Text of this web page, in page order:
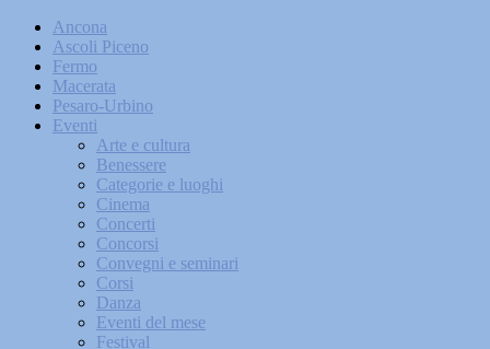
Ancona
Ascoli Piceno
Fermo
Macerata
Pesaro-Urbino
Eventi
Arte e cultura
Benessere
Categorie e luoghi
Cinema
Concerti
Concorsi
Convegni e seminari
Corsi
Danza
Eventi del mese
Festival